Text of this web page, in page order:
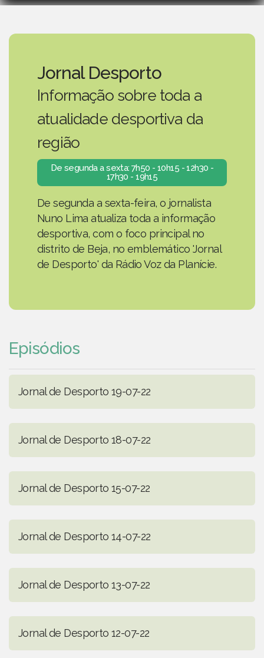
Jornal Desporto
Informação sobre toda a
atualidade desportiva da
região
De segunda a sexta: 7h50 - 10h15 - 12h30 -
17h30 - 19h15
De segunda a sexta-feira, o jornalista
Nuno Lima atualiza toda a informação
desportiva, com o foco principal no
distrito de Beja, no emblemático 'Jornal
de Desporto' da Rádio Voz da Planície.
Episódios
Jornal de Desporto 19-07-22
Jornal de Desporto 18-07-22
Jornal de Desporto 15-07-22
Jornal de Desporto 14-07-22
Jornal de Desporto 13-07-22
Jornal de Desporto 12-07-22